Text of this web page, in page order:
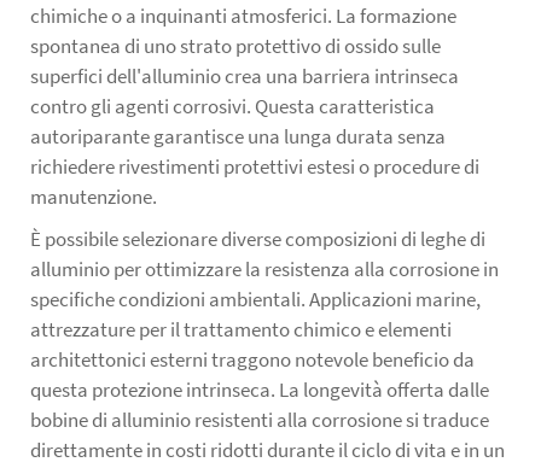
chimiche o a inquinanti atmosferici. La formazione
spontanea di uno strato protettivo di ossido sulle
superfici dell'alluminio crea una barriera intrinseca
contro gli agenti corrosivi. Questa caratteristica
autoriparante garantisce una lunga durata senza
richiedere rivestimenti protettivi estesi o procedure di
manutenzione.
È possibile selezionare diverse composizioni di leghe di
alluminio per ottimizzare la resistenza alla corrosione in
specifiche condizioni ambientali. Applicazioni marine,
attrezzature per il trattamento chimico e elementi
architettonici esterni traggono notevole beneficio da
questa protezione intrinseca. La longevità offerta dalle
bobine di alluminio resistenti alla corrosione si traduce
direttamente in costi ridotti durante il ciclo di vita e in un